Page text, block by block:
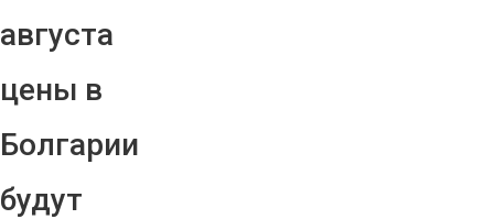
августа
цены в
Болгарии
будут